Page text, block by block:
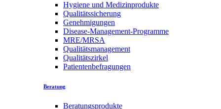
Hygiene und Medizinprodukte
Qualitätssicherung
Genehmigungen
Disease-Management-Programme
MRE/MRSA
Qualitätsmanagement
Qualitätszirkel
Patientenbefragungen
Beratung
Beratungsprodukte